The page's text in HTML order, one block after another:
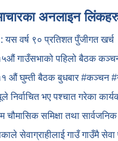
अनलाइन
यस वर्ष ९० प्रतिशत पुँजीगत खर्च
गाउँसभाको पहिलो बैठक
औं घुम्ती बैठक बुधबार #कञ्चन
निर्वाचित भए पश्चात गरेका
समिक्षा तथा
सेवाग्राहीलाई गाउँ गाउँमै